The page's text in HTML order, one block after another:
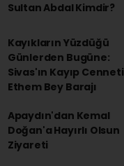
Sultan Abdal Kimdir?
Kayıkların Yüzdüğü
Günlerden Bugüne:
Sivas'ın Kayıp Cenneti
Ethem Bey Barajı
Apaydın'dan Kemal
Doğan'a Hayırlı Olsun
Ziyareti